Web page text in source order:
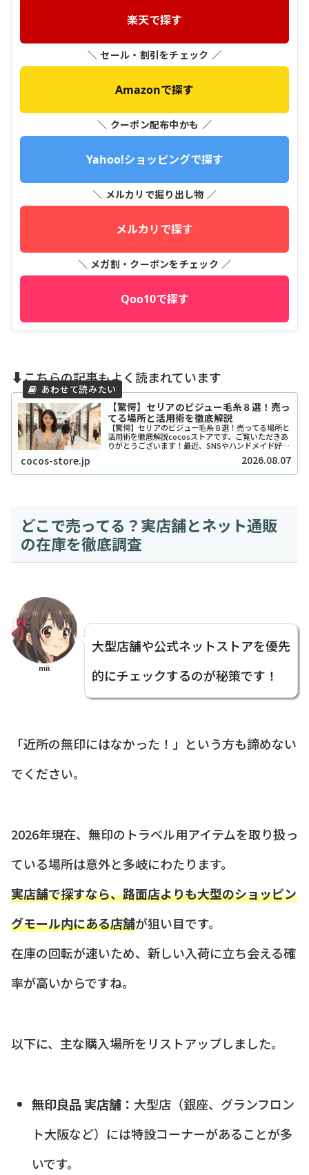
楽天で探す
＼ セール・割引をチェック ／
Amazonで探す
＼ クーポン配布中かも ／
Yahoo!ショッピングで探す
＼ メルカリで掘り出し物 ／
メルカリで探す
＼ メガ割・クーポンをチェック ／
Qoo10で探す
⬇️こちらの記事もよく読まれています
【驚愕】セリアのビジュー毛糸８選！売っ
てる場所と活用術を徹底解説
【驚愕】セリアのビジュー毛糸８選！売ってる場所と
活用術を徹底解説cocosストアです、ご覧いただきあ
りがとうございます！最近、SNSやハンドメイド好き
の間で「宝石みたいで可愛い！」と話題沸騰中の、セ
リアのビジュー系毛糸をご存知ですか？キラキ...
cocos-store.jp 2026.08.07
どこで売ってる？実店舗とネット通販
の在庫を徹底調査
mii
大型店舗や公式ネットストアを優先
的にチェックするのが秘策です！
「近所の無印にはなかった！」という方も諦めない
でください。
2026年現在、無印のトラベル用アイテムを取り扱っ
ている場所は意外と多岐にわたります。
実店舗で探すなら、路面店よりも大型のショッピン
グモール内にある店舗が狙い目です。
在庫の回転が速いため、新しい入荷に立ち会える確
率が高いからですね。
以下に、主な購入場所をリストアップしました。
無印良品 実店舗： 大型店（銀座、グランフロン
ト大阪など）には特設コーナーがあることが多
いです。